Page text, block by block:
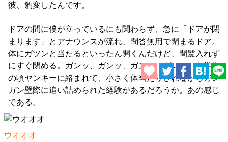
彼、豹変したんです。
ドアの間に僕が立っているにも関わらず、急に「ドアが閉
まります」とアナウンスが流れ、問答無用で閉まるドア。
体にガツンと当たるといったん開くんだけど、間髪入れず
にすぐ閉める。ガンッ、ガンッ、ガンッ、ガンッ。中学生
の頃ヤンキーに絡まれて、小さく体当たりされながらガン
ガン壁際に追い詰められた経験があるだろうか。あの感じ
である。
ウオオオ